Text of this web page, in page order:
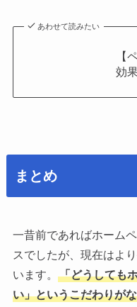
あわせて読みたい
【
効
まとめ
一昔前であればホーム
スでしたが、現在はよ
います。
「どうしても
い」というこだわりが